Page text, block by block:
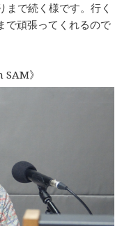
まで続く様です。行く
で頑張ってくれるので
》